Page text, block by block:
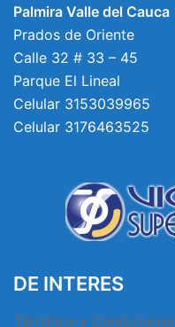
Palmira Valle del Cauca
Prados de Oriente
Calle 32 # 33 – 45
Parque El Lineal
Celular 3153039965
Celular 3176463525
DE INTERES
Términos y Condiciones